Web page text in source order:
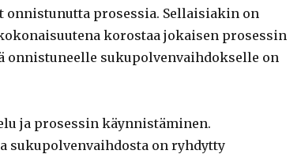
prosessia. Sellaisiakin on
korostaa jokaisen prosessin
sukupolvenvaihdokselle on
ja prosessin käynnistäminen.
sukupolvenvaihdosta on ryhdytty